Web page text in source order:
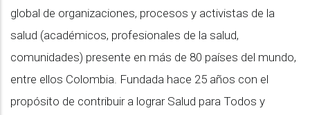
global de organizaciones, procesos y activistas de la
salud (académicos, profesionales de la salud,
comunidades) presente en más de 80 países del mundo,
entre ellos Colombia. Fundada hace 25 años con el
propósito de contribuir a lograr Salud para Todos y